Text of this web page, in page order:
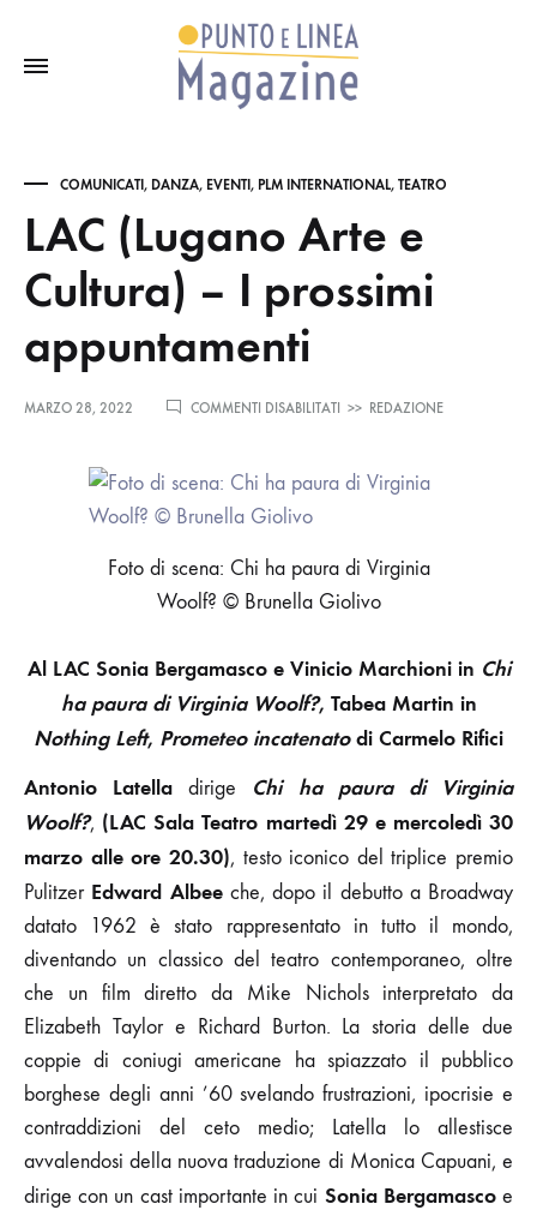
COMUNICATI, DANZA, EVENTI, PLM INTERNATIONAL, TEATRO
LAC (Lugano Arte e
Cultura) – I prossimi
appuntamenti
MARZO 28, 2022 COMMENTI DISABILITATI
SU
ARTE
PROSSIMI
APPUNTAMENTI
>> REDAZIONE
Foto di scena: Chi ha paura di Virginia
Woolf? © Brunella Giolivo
Al LAC Sonia Bergamasco e Vinicio Marchioni in Chi
ha paura di Virginia Woolf?, Tabea Martin in
Nothing Left, Prometeo incatenatodi Carmelo Rifici
Antonio Latella dirige Chi ha paura di Virginia
Woolf?, (LAC Sala Teatro martedì 29 e mercoledì 30
marzo alle ore 20.30), testo iconico del triplice premio
Pulitzer Edward Albee che, dopo il debutto a Broadway
datato 1962 è stato rappresentato in tutto il mondo,
diventando un classico del teatro contemporaneo, oltre
che un film diretto da Mike Nichols interpretato da
Elizabeth Taylor e Richard Burton. La storia delle due
coppie di coniugi americane ha spiazzato il pubblico
borghese degli anni ’60 svelando frustrazioni, ipocrisie e
contraddizioni del ceto medio; Latella lo allestisce
avvalendosi della nuova traduzione di Monica Capuani, e
dirige con un cast importante in cui Sonia Bergamascoe